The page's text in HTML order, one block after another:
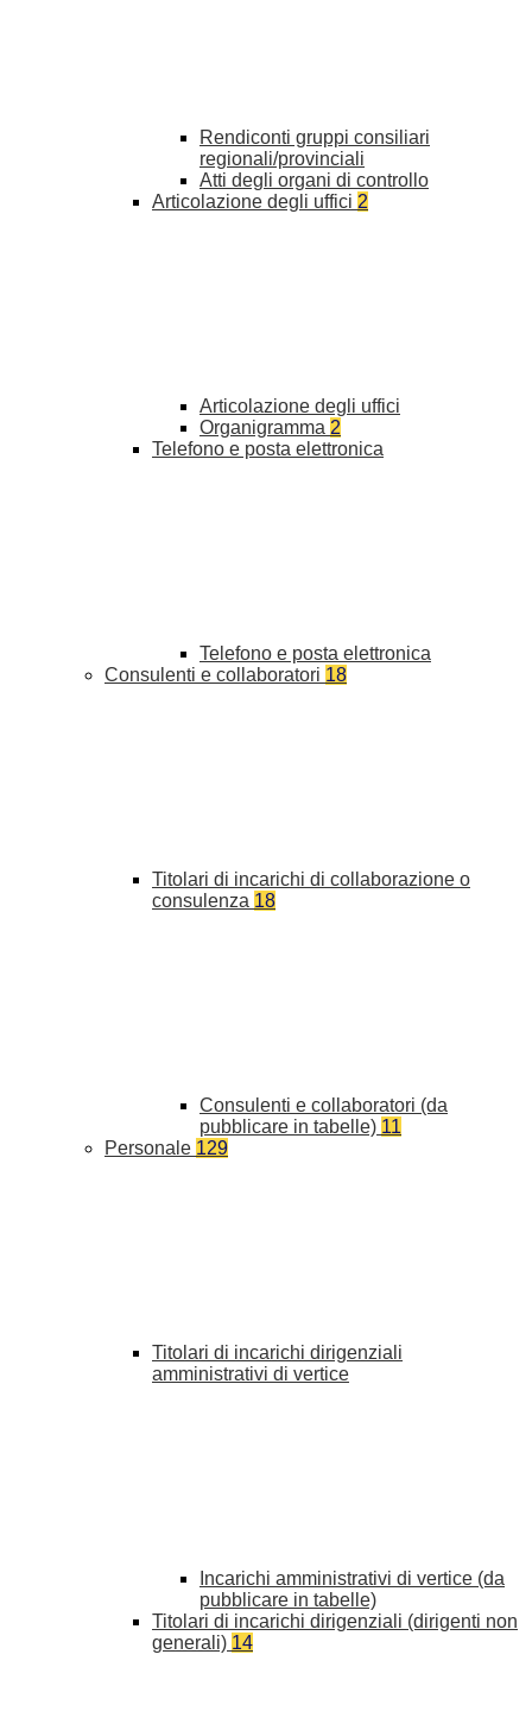
Rendiconti gruppi consiliari
regionali/provinciali
Atti degli organi di controllo
Articolazione degli uffici 2
Articolazione degli uffici
Organigramma 2
Telefono e posta elettronica
Telefono e posta elettronica
Consulenti e collaboratori 18
Titolari di incarichi di collaborazione o
consulenza 18
Consulenti e collaboratori (da
pubblicare in tabelle) 11
Personale 129
Titolari di incarichi dirigenziali
amministrativi di vertice
Incarichi amministrativi di vertice (da
pubblicare in tabelle)
Titolari di incarichi dirigenziali (dirigenti non
generali) 14